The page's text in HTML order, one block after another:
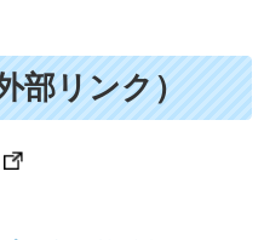
部リンク）